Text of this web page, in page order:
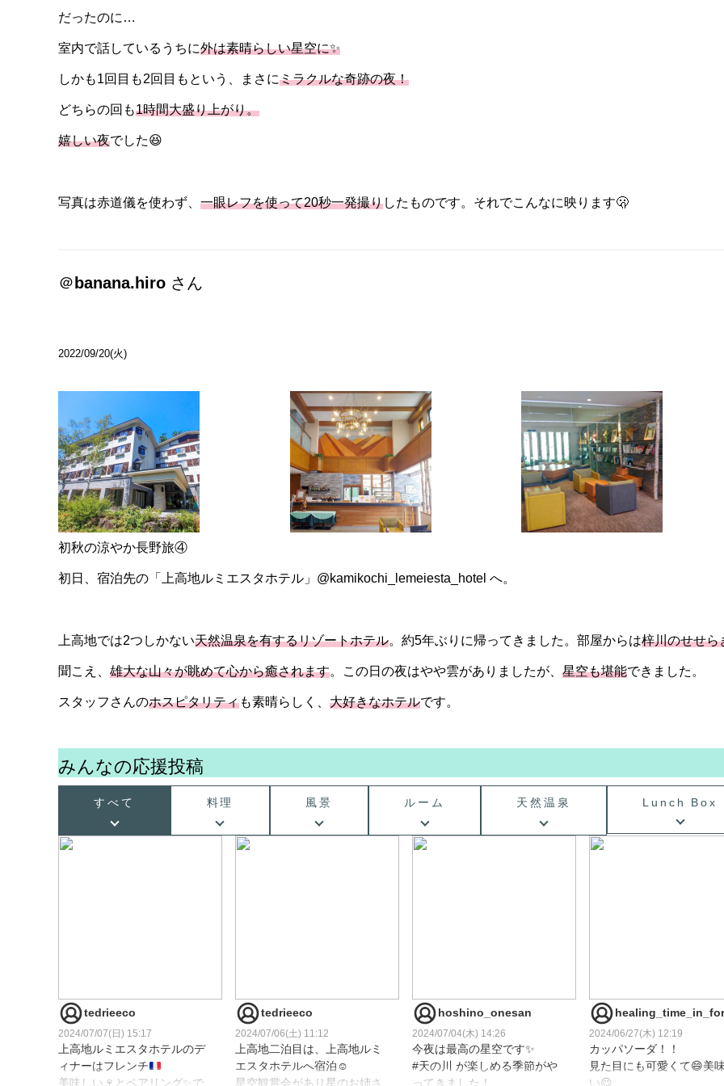
だったのに…
室内で話しているうちに外は素晴らしい星空に✨
しかも1回目も2回目もという、まさにミラクルな奇跡の夜！
どちらの回も1時間大盛り上がり。
嬉しい夜でした😆
写真は赤道儀を使わず、 一眼レフを使って20秒一発撮りしたものです。それでこんなに映ります🫢
＠ banana.hiro さん
2022/09/20(火)
初秋の涼やか長野旅④
初日、宿泊先の「上高地ルミエスタホテル」@kamikochi_lemeiesta_hotel へ。
上高地では2つしかない天然温泉を有するリゾートホテル。約5年ぶりに帰ってきました。部屋からは梓川のせせら
聞こえ、 雄大な山々が眺めて心から癒されます。この日の夜はやや雲がありましたが、 星空も堪能できました。
スタッフさんのホスピタリティも素晴らしく、 大好きなホテルです。
みんなの応援投稿
すべて 料理 風景 ルーム 天然温泉 Lunch Box
tedrieeco
2024/07/07(日) 15:17
上高地ルミエスタホテルのデ
ィナーはフレンチ
美味しい🍷とペアリング✨で
tedrieeco
2024/07/06(土) 11:12
上高地二泊目は、上高地ルミ
エスタホテルへ宿泊☺️
星空観賞会があり星のお姉さ
hoshino_onesan
2024/07/04(木) 14:26
今夜は最高の星空です✨
#天の川 が楽しめる季節がや
ってきました！
2024/06/27(木) 12:19
カッパソーダ！！
見た目にも可愛くて😄美
い😋